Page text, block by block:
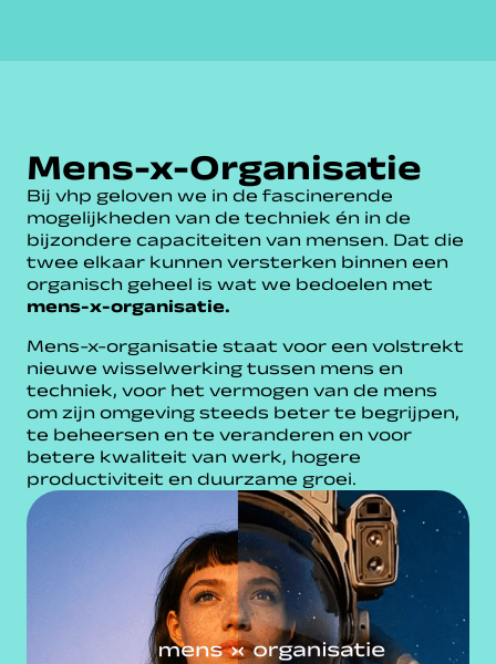
Mens-x-Organisatie
Bij vhp geloven we in de fascinerende
mogelijkheden van de techniek én in de
bijzondere capaciteiten van mensen. Dat die
twee elkaar kunnen versterken binnen een
organisch geheel is wat we bedoelen met
mens-x-organisatie.
Mens-x-organisatie staat voor een volstrekt
nieuwe wisselwerking tussen mens en
techniek, voor het vermogen van de mens
om zijn omgeving steeds beter te begrijpen,
te beheersen en te veranderen en voor
betere kwaliteit van werk, hogere
productiviteit en duurzame groei.